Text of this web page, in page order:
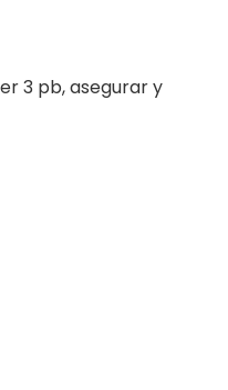
3 pb, asegurar y